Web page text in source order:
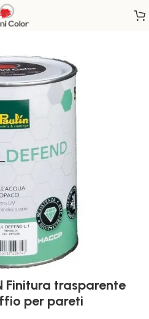
per pareti
Finitura trasparente
per pareti